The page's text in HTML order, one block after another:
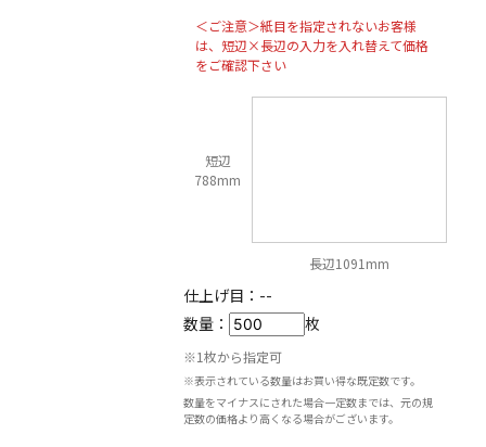
＜ご注意＞紙目を指定されないお客様
は、短辺×長辺の入力を入れ替えて価格
をご確認下さい
短辺
788mm
長辺1091mm
仕上げ目： --
数量：
枚
※1枚から指定可
※表示されている数量はお買い得な既定数です。
数量をマイナスにされた場合一定数までは、元の規
定数の価格より高くなる場合がございます。